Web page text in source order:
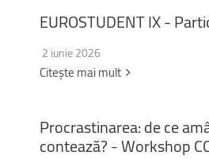
EUROSTUDENTIX-
2 iunie 2026
Citește mai mult
Procrastinarea:dece
contează?-Workshop